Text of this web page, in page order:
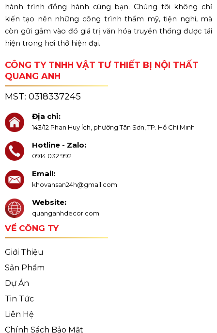
hành trình đồng hành cùng bạn. Chúng tôi không chỉ
kiến tạo nên những công trình thẩm mỹ, tiện nghi, mà
còn gửi gắm vào đó giá trị văn hóa truyền thống được tái
hiện trong hơi thở hiện đại.
CÔNG TY TNHH VẬT TƯ THIẾT BỊ NỘI THẤT
QUANG ANH
MST: 0318337245
Địa chỉ:
143/12 Phan Huy Ích, phường Tân Sơn, TP. Hồ Chí Minh
Hotline - Zalo:
0914 032 992
Email:
khovansan24h@gmail.com
Website:
quanganhdecor.com
VỀ CÔNG TY
Giới Thiệu
Sản Phẩm
Dự Án
Tin Tức
Liên Hệ
Chính Sách Bảo Mật